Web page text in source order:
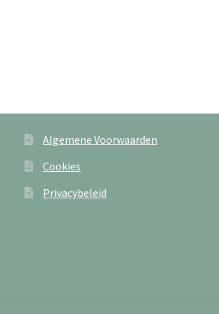
Algemene Voorwaarden
Cookies
Privacybeleid